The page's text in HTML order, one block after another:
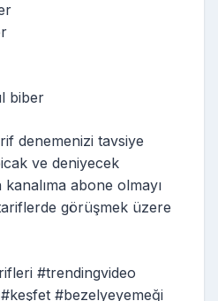
biber
denemenizi tavsiye
ve deniyecek
abone olmayı
görüşmek üzere
#trendingvideo
#bezelyeyemeği